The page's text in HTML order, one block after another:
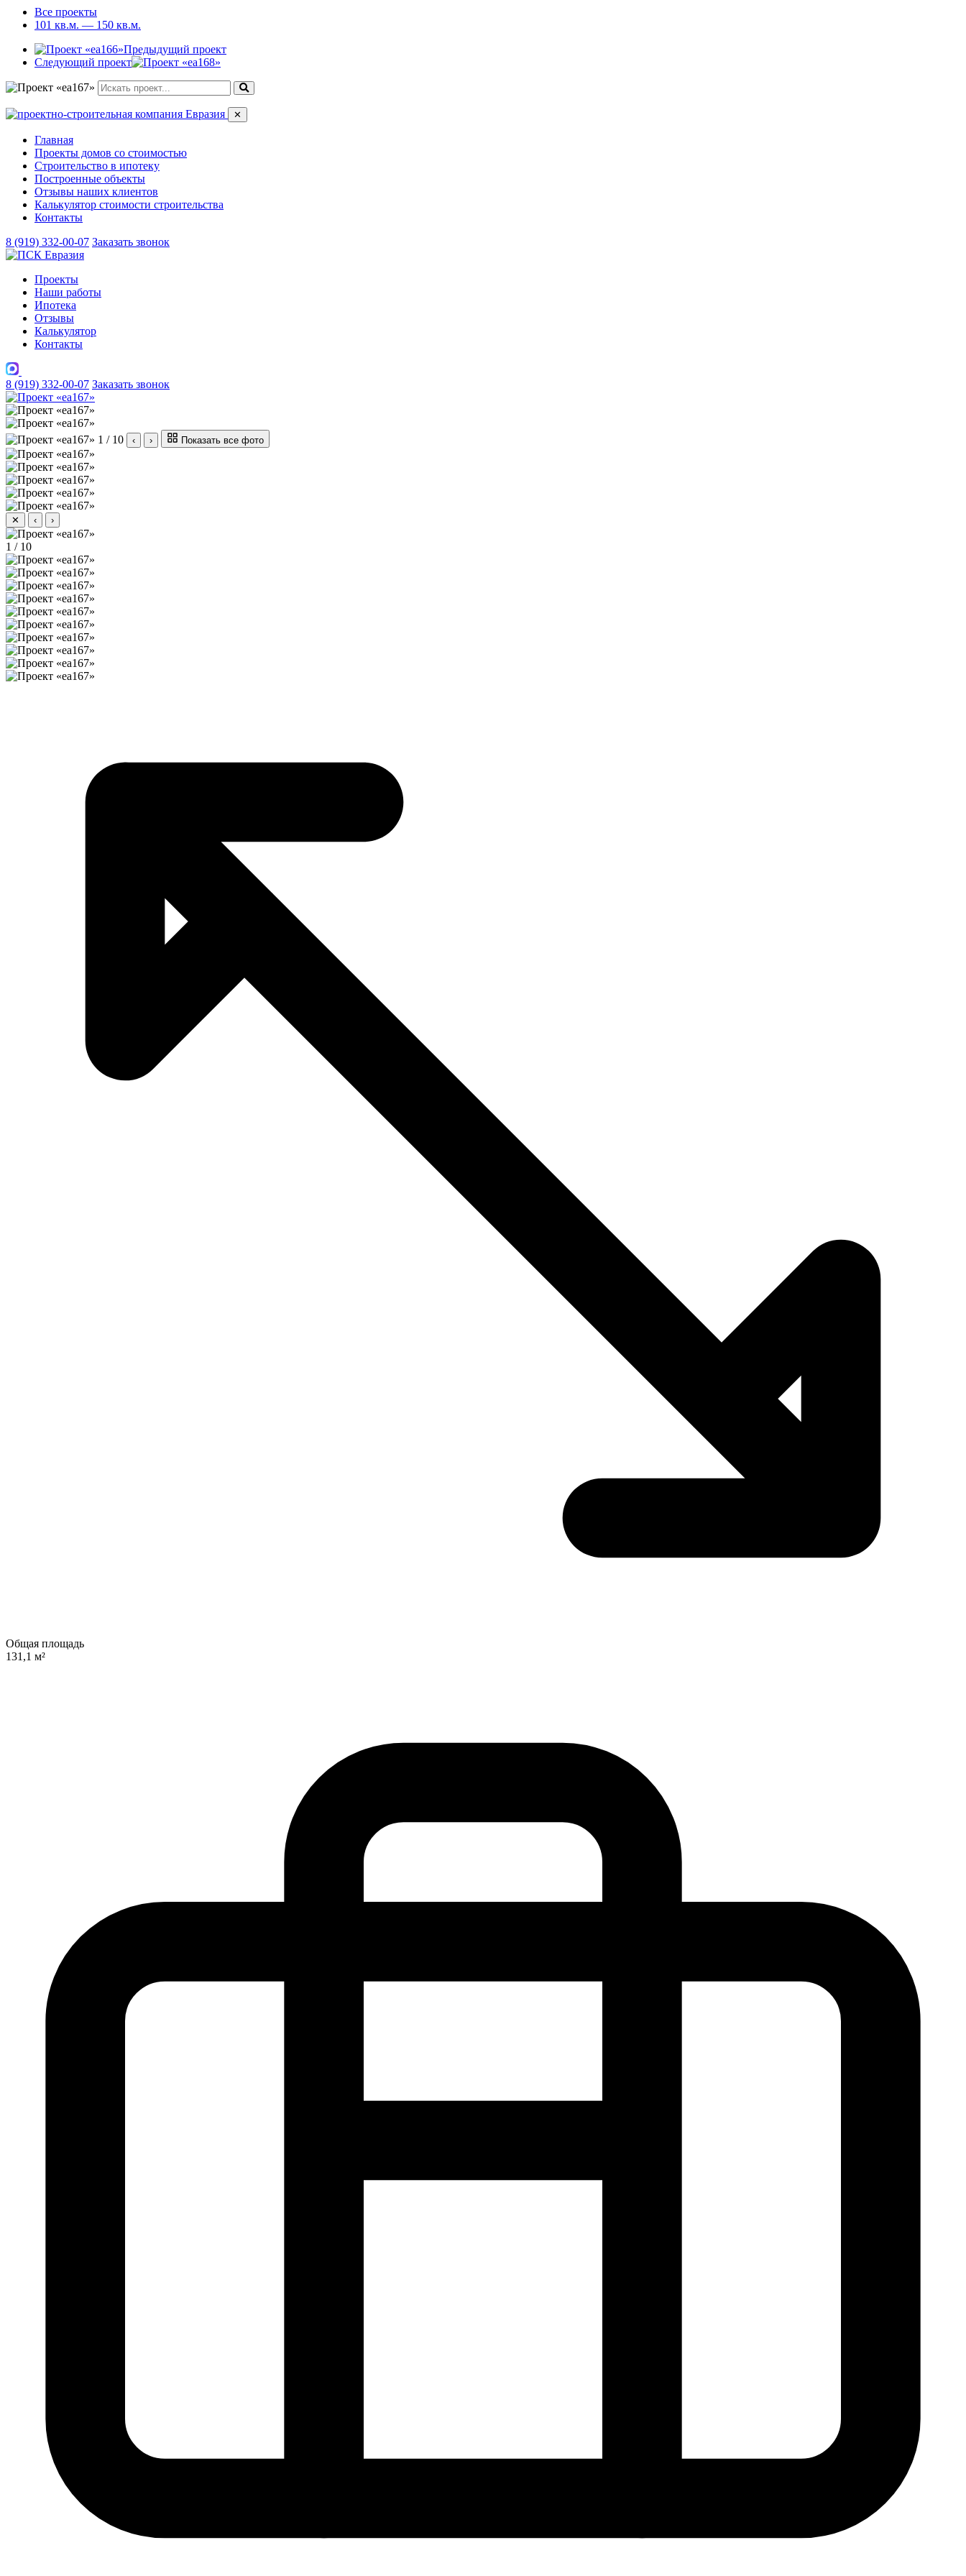
Все проекты
101 кв.м. — 150 кв.м.
Предыдущий проект
Следующий проект
✕
Главная
Проекты домов со стоимостью
Строительство в ипотеку
Построенные объекты
Отзывы наших клиентов
Калькулятор стоимости строительства
Контакты
8 (919) 332-00-07 Заказать звонок
Проекты
Наши работы
Ипотека
Отзывы
Калькулятор
Контакты
8 (919) 332-00-07 Заказать звонок
1 / 10 ‹ › Показать все фото
✕ ‹ ›
1 / 10
Общая площадь
131,1 м²